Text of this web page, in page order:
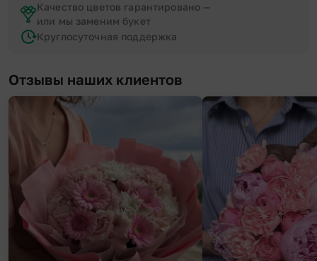
Качество цветов гарантировано —
или мы заменим букет
Круглосуточная поддержка
Отзывы наших клиентов